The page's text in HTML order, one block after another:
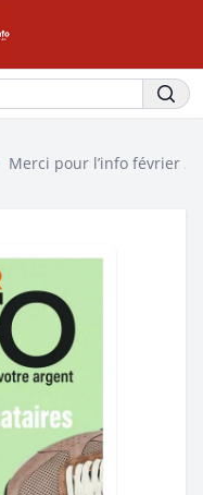
Merci pour l’info février